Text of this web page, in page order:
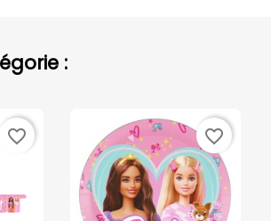
:
favorite_border favorite_border